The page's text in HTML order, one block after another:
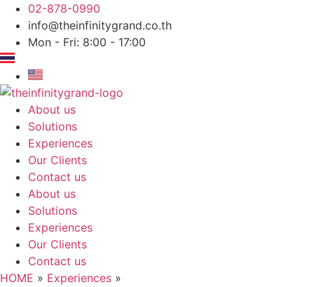
Skip
content
02-878-0990
info@theinfinitygrand.co.th
Mon - Fri: 8:00 - 17:00
About us
Solutions
Experiences
Our Clients
Contact us
About us
Solutions
Experiences
Our Clients
Contact us
HOME » Experiences »